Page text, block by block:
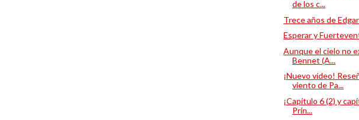
de los c...
Trece años de
Esperar y
Aunque el cielo no
Bennet (A...
¡Nuevo vídeo!
viento de Pa...
¡Capítulo 6 (2) y
Prín...